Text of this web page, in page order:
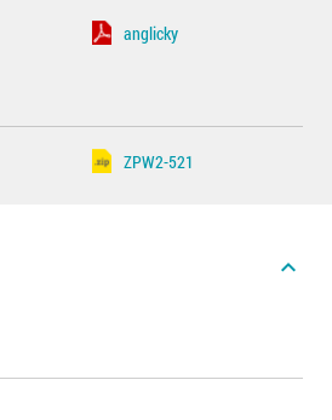
anglicky
ZPW2-521
expand_less